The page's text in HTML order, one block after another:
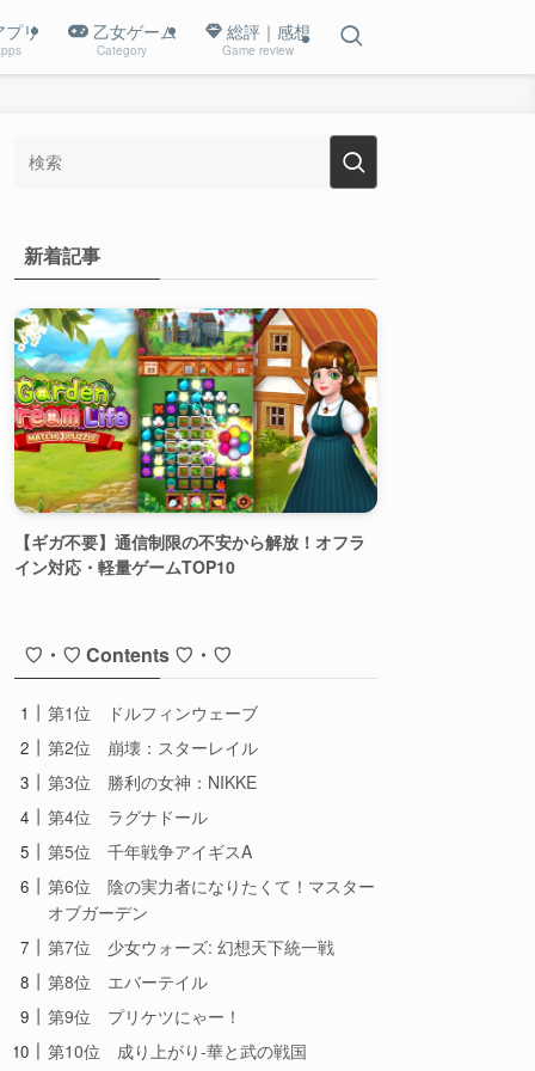
リ 乙女ゲーム
Category
総評｜感想
Game review
新着記事
【ギガ不要】通信制限の不安から解放！オフラ
イン対応・軽量ゲームTOP10
♡・♡ Contents ♡・♡
第1位 ドルフィンウェーブ
第2位 崩壊：スターレイル
第3位 勝利の女神：NIKKE
第4位 ラグナドール
第5位 千年戦争アイギスA
第6位 陰の実力者になりたくて！マスター
オブガーデン
第7位 少女ウォーズ: 幻想天下統一戦
第8位 エバーテイル
第9位 プリケツにゃー！
第10位 成り上がり-華と武の戦国